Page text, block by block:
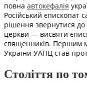
повна автокефалія
Російський єпископат
рішення звернутися до
церкви — висвяти
священників. Першим
України УАПЦ став
Століття по